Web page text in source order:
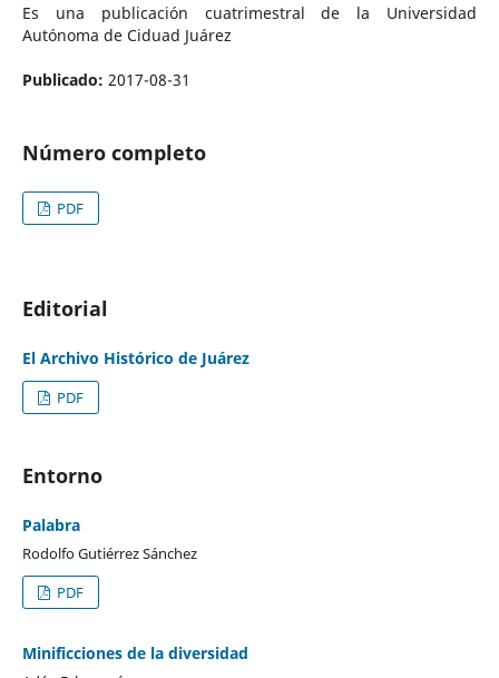
Es una publicación cuatrimestral de la Universidad
Autónoma de Ciduad Juárez
Publicado: 2017-08-31
Número completo
PDF
Editorial
El Archivo Histórico de Juárez
PDF
Entorno
Palabra
Rodolfo Gutiérrez Sánchez
PDF
Minificciones de la diversidad